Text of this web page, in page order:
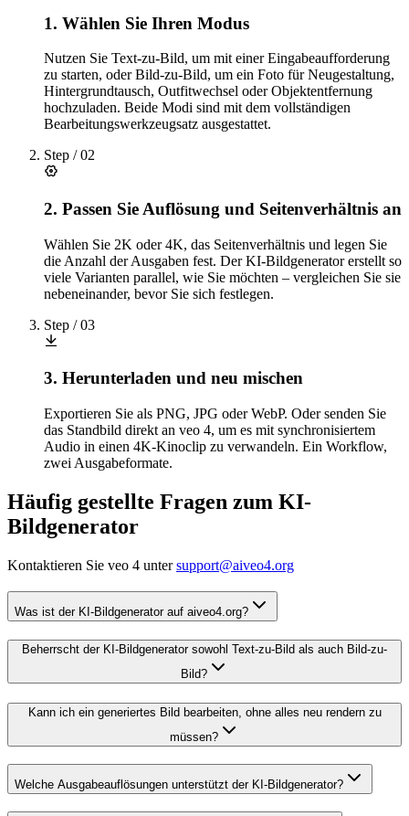
1. Wählen Sie Ihren Modus
Nutzen Sie Text-zu-Bild, um mit einer Eingabeaufforderung
zu starten, oder Bild-zu-Bild, um ein Foto für Neugestaltung,
Hintergrundtausch, Outfitwechsel oder Objektentfernung
hochzuladen. Beide Modi sind mit dem vollständigen
Bearbeitungswerkzeugsatz ausgestattet.
Step /02
2. Passen Sie Auflösung und Seitenverhältnis an
Wählen Sie 2K oder 4K, das Seitenverhältnis und legen Sie
die Anzahl der Ausgaben fest. Der KI-Bildgenerator erstellt so
viele Varianten parallel, wie Sie möchten – vergleichen Sie sie
nebeneinander, bevor Sie sich festlegen.
Step /03
3. Herunterladen und neu mischen
Exportieren Sie als PNG, JPG oder WebP. Oder senden Sie
das Standbild direkt an veo 4, um es mit synchronisiertem
Audio in einen 4K-Kinoclip zu verwandeln. Ein Workflow,
zwei Ausgabeformate.
Häufig gestellte Fragen zum KI-
Bildgenerator
Kontaktieren Sie veo 4 unter support@aiveo4.org
Was ist der KI-Bildgenerator auf aiveo4.org?
Beherrscht der KI-Bildgenerator sowohl Text-zu-Bild als auch Bild-zu-
Bild?
Kann ich ein generiertes Bild bearbeiten, ohne alles neu rendern zu
müssen?
Welche Ausgabeauflösungen unterstützt der KI-Bildgenerator?